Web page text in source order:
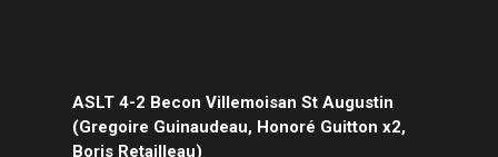
ASLT 4-2 Becon Villemoisan St Augustin
(Gregoire Guinaudeau, Honoré Guitton x2,
Boris Retailleau)